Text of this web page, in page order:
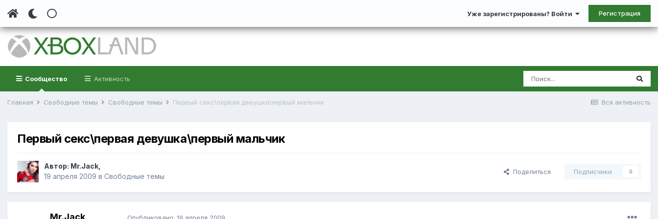
Уже зарегистрированы? Войти Регистрация
Сообщество Активность
Вся активность
Главная Свободные темы Свободные темы Первый секс\первая девушка\первый мальчик
Первый секс\первая девушка\первый мальчик
Автор: Mr.Jack
19 апреля 2009 в Свободные темы
Поделиться Подписчики 0